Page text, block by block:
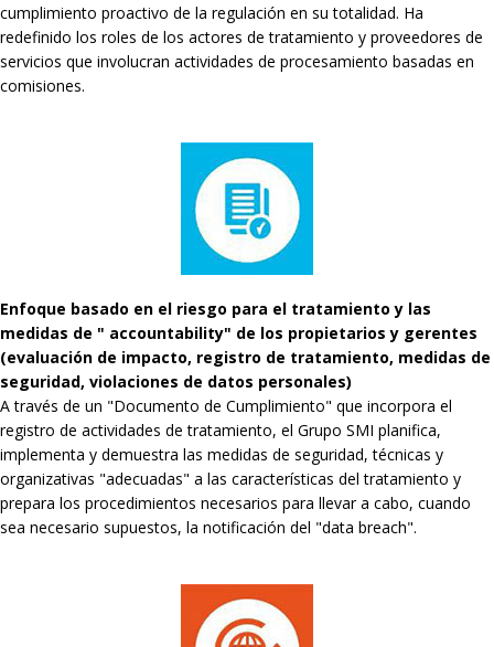
cumplimiento proactivo de la regulación en su totalidad. Ha
redefinido los roles de los actores de tratamiento y proveedores de
servicios que involucran actividades de procesamiento basadas en
comisiones.
Enfoque basado en el riesgo para el tratamiento y las
medidas de " accountability" de los propietarios y gerentes
(evaluación de impacto, registro de tratamiento, medidas de
seguridad, violaciones de datos personales)
A través de un "Documento de Cumplimiento" que incorpora el
registro de actividades de tratamiento, el Grupo SMI planifica,
implementa y demuestra las medidas de seguridad, técnicas y
organizativas "adecuadas" a las características del tratamiento y
prepara los procedimientos necesarios para llevar a cabo, cuando
sea necesario supuestos, la notificación del "data breach".